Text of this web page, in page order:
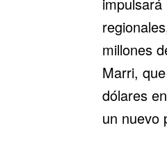
millones
Marri,
dólares
un nuevo